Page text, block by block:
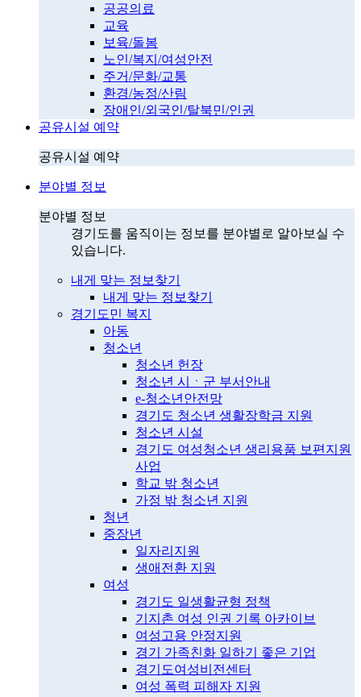
공공의료
교육
보육/돌봄
노인/복지/여성안전
주거/문화/교통
환경/농정/산림
장애인/외국인/탈북민/인권
공유시설 예약
공유시설 예약
분야별 정보
분야별 정보
경기도를 움직이는 정보를 분야별로 알아보실 수
있습니다.
내게 맞는 정보찾기
내게 맞는 정보찾기
경기도민 복지
아동
청소년
청소년 헌장
청소년 시ㆍ군 부서안내
e-청소년안전망
경기도 청소년 생활장학금 지원
청소년 시설
경기도 여성청소년 생리용품 보편지원
사업
학교 밖 청소년
가정 밖 청소년 지원
청년
중장년
일자리지원
생애전환 지원
여성
경기도 일생활균형 정책
기지촌 여성 인권 기록 아카이브
여성고용 안정지원
경기 가족친화 일하기 좋은 기업
경기도여성비전센터
여성 폭력 피해자 지원